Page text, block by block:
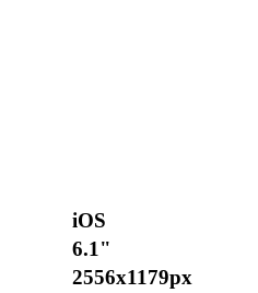
iOS
6.1"
2556x1179px